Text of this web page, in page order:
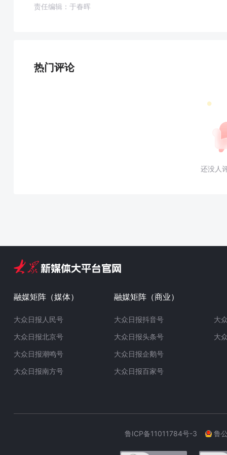
责任编辑：于春晖
热门评论
还没人
融媒矩阵（媒体）
大众日报人民号
大众日报北京号
大众日报潮鸣号
大众日报南方号
融媒矩阵（商业）
大众日报抖音号
大众日报头条号
大众日报企鹅号
大众日报百家号
大
大
鲁ICP备11011784号-3 鲁